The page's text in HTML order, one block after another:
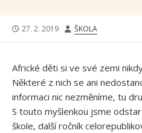
PUBLISHED
27. 2. 2019 AUTHOR
ŠKOLA
Africké děti si ve své zemi
Některé z nich se ani
informaci nic nezměníme, tu
S touto myšlenkou jsme
škole, další ročník